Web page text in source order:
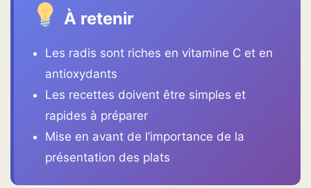
À retenir
Les radis sont riches en vitamine C et en
antioxydants
Les recettes doivent être simples et
rapides à préparer
Mise en avant de l’importance de la
présentation des plats